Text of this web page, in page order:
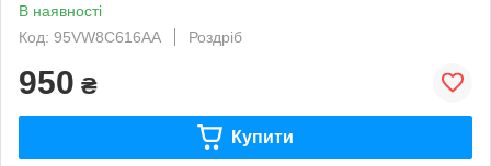
В наявності
Код: 95VW8C616AA
Роздріб
950 ₴
Купити